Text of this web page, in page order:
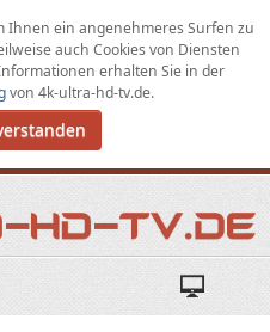
Ihnen ein angenehmeres Surfen zu
auch Cookies von Diensten
erhalten Sie in der
von 4k-ultra-hd-tv.de.